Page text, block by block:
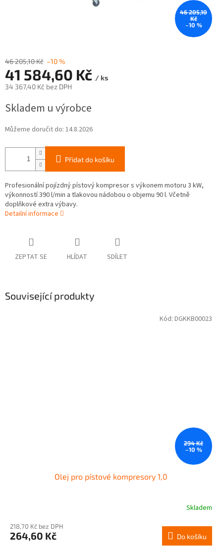
46 205,10
Kč
–10 %
46 205,10 Kč –10 %
41 584,60 Kč / ks
34 367,40 Kč bez DPH
cena:
Skladem u výrobce
Můžeme doručit do: 14.8.2026
Přidat do košíku
Profesionální pojízdný pístový kompresor s výkonem motoru 3 kW,
výkonností 390 l/min a tlakovou nádobou o objemu 90 l. Včetně
doplňkové extra výbavy.
Detailní informace
ZEPTAT SE HLÍDAT SDÍLET
Související produkty
294 Kč
–10 %
Olej pro pístové kompresory 1,0
Skladem
218,70 Kč bez DPH
264,60 Kč Do košíku
Kód: DGKKB00023